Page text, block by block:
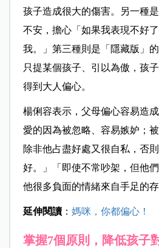
孩子造成很大的傷害。另一種
不安，擔心「如果我表現不好
我。」第三種則是「隱藏版」
只提某個孩子、引以為傲，孩
得到大人偏心。
楊俐容表示，父母偏心容易造
愛的因為被忽略、容易嫉妒；
除非他占盡好處又很自私，否
好。」「即使不常吵架，但他
他很多負面的情緒來自手足的存
延伸閱讀： 媽咪，你都偏心！
掌握7個原則，降低孩子